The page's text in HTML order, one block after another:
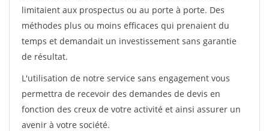
limitaient aux prospectus ou au porte à porte. Des
méthodes plus ou moins efficaces qui prenaient du
temps et demandait un investissement sans garantie
de résultat.
L'utilisation de notre service sans engagement vous
permettra de recevoir des demandes de devis en
fonction des creux de votre activité et ainsi assurer un
avenir à votre société.